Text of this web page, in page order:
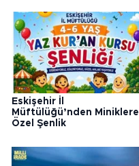
Eskişehir İl
Müftülüğü’nden Miniklere
Özel Şenlik